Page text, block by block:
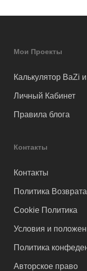
Мои Проекты
Калькулятор BaZi
Личный Кабинет
Правила блога
Контакты
Контакты
Политика Возврата
Cookie Политика
Условия и
Политика
Авторское право